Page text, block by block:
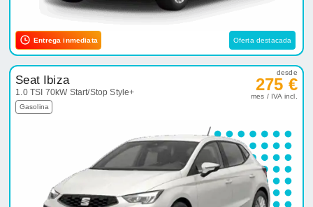
Entrega inmediata Oferta destacada
Seat Ibiza
1.0 TSI 70kW Start/Stop Style+
Gasolina
desde
275 €
mes / IVA incl.